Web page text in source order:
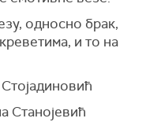
односно брак,
и то на
Станојевић